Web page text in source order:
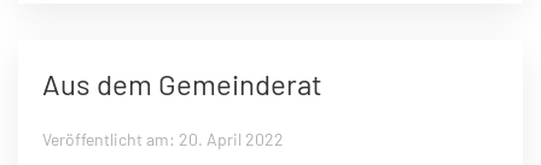
Aus dem Gemeinderat
Veröffentlicht am: 20. April 2022